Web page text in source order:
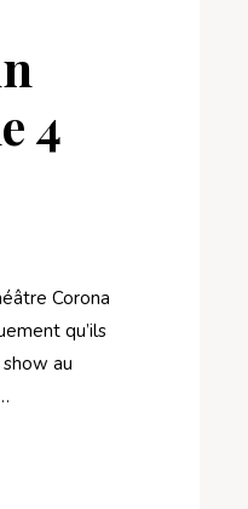
4
Corona
qu’ils
au